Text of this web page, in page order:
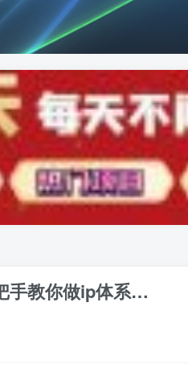
手教你做ip体系…